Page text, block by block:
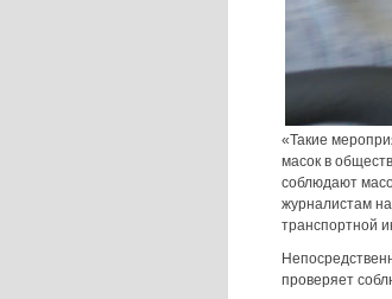
«Такие
масок в
соблюдают
журналистам
транспортной
проверяет